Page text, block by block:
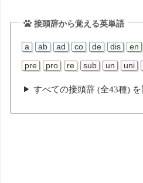
接頭辞から覚える英単語
a ab ad co de dis en
pre pro re sub un uni
すべての接頭辞 (全43種) を